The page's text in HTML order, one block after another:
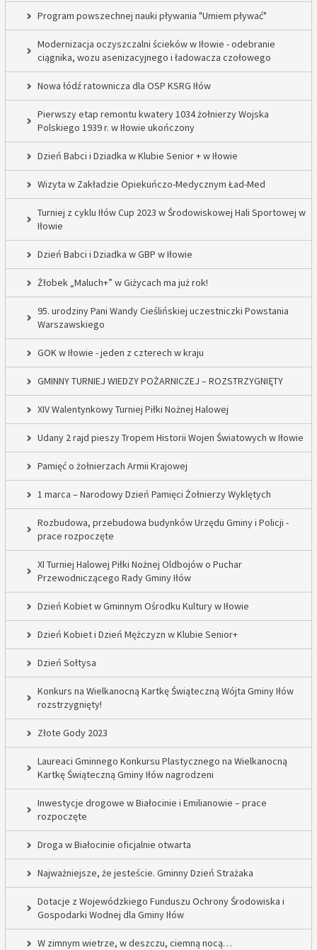
Program powszechnej nauki pływania "Umiem pływać"
Modernizacja oczyszczalni ścieków w Iłowie - odebranie
ciągnika, wozu asenizacyjnego i ładowacza czołowego
Nowa łódź ratownicza dla OSP KSRG Iłów
Pierwszy etap remontu kwatery 1034 żołnierzy Wojska
Polskiego 1939 r. w Iłowie ukończony
Dzień Babci i Dziadka w Klubie Senior + w Iłowie
Wizyta w Zakładzie Opiekuńczo-Medycznym Ład-Med
Turniej z cyklu Iłów Cup 2023 w Środowiskowej Hali Sportowej w
Iłowie
Dzień Babci i Dziadka w GBP w Iłowie
Żłobek „Maluch+” w Giżycach ma już rok!
95. urodziny Pani Wandy Cieślińskiej uczestniczki Powstania
Warszawskiego
GOK w Iłowie - jeden z czterech w kraju
GMINNY TURNIEJ WIEDZY POŻARNICZEJ – ROZSTRZYGNIĘTY
XIV Walentynkowy Turniej Piłki Nożnej Halowej
Udany 2 rajd pieszy Tropem Historii Wojen Światowych w Iłowie
Pamięć o żołnierzach Armii Krajowej
1 marca – Narodowy Dzień Pamięci Żołnierzy Wyklętych
Rozbudowa, przebudowa budynków Urzędu Gminy i Policji -
prace rozpoczęte
XI Turniej Halowej Piłki Nożnej Oldbojów o Puchar
Przewodniczącego Rady Gminy Iłów
Dzień Kobiet w Gminnym Ośrodku Kultury w Iłowie
Dzień Kobiet i Dzień Mężczyzn w Klubie Senior+
Dzień Sołtysa
Konkurs na Wielkanocną Kartkę Świąteczną Wójta Gminy Iłów
rozstrzygnięty!
Złote Gody 2023
Laureaci Gminnego Konkursu Plastycznego na Wielkanocną
Kartkę Świąteczną Gminy Iłów nagrodzeni
Inwestycje drogowe w Białocinie i Emilianowie – prace
rozpoczęte
Droga w Białocinie oficjalnie otwarta
Najważniejsze, że jesteście. Gminny Dzień Strażaka
Dotacje z Wojewódzkiego Funduszu Ochrony Środowiska i
Gospodarki Wodnej dla Gminy Iłów
W zimnym wietrze, w deszczu, ciemną nocą…